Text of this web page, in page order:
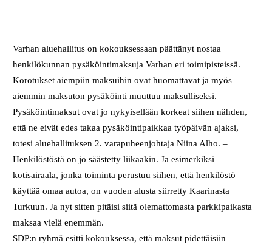
Varhan aluehallitus on kokouksessaan päättänyt nostaa
henkilökunnan pysäköintimaksuja Varhan eri toimipisteissä.
Korotukset aiempiin maksuihin ovat huomattavat ja myös
aiemmin maksuton pysäköinti muuttuu maksulliseksi. –
Pysäköintimaksut ovat jo nykyisellään korkeat siihen nähden,
että ne eivät edes takaa pysäköintipaikkaa työpäivän ajaksi,
totesi aluehallituksen 2. varapuheenjohtaja Niina Alho. –
Henkilöstöstä on jo säästetty liikaakin. Ja esimerkiksi
kotisairaala, jonka toiminta perustuu siihen, että henkilöstö
käyttää omaa autoa, on vuoden alusta siirretty Kaarinasta
Turkuun. Ja nyt sitten pitäisi siitä olemattomasta parkkipaikasta
maksaa vielä enemmän.
SDP:n ryhmä esitti kokouksessa, että maksut pidettäisiin